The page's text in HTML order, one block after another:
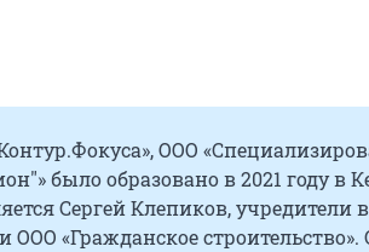
ООО
было образовано в 2021 году в
Сергей Клепиков, учредители
ООО «Гражданское строительство».